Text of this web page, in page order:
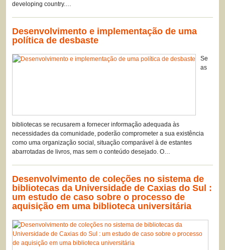
developing country.…
Desenvolvimento e implementação de uma
política de desbaste
Se
as
bibliotecas se recusarem a fornecer informação adequada às
necessidades da comunidade, poderão comprometer a sua existência
como uma organização social, situação comparável à de estantes
abarrotadas de livros, mas sem o conteúdo desejado. O…
Desenvolvimento de coleções no sistema de
bibliotecas da Universidade de Caxias do Sul :
um estudo de caso sobre o processo de
aquisição em uma biblioteca universitária